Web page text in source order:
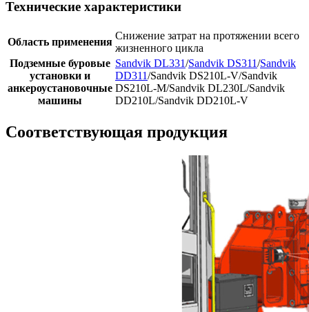
Технические характеристики
Область применения
Снижение затрат на протяжении всего
жизненного цикла
Подземные буровые
установки и
анкероустановочные
машины
Sandvik DL331/Sandvik DS311/Sandvik
DD311/Sandvik DS210L-V/Sandvik
DS210L-M/Sandvik DL230L/Sandvik
DD210L/Sandvik DD210L-V
Соответствующая продукция